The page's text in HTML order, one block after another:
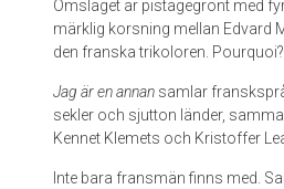
Omslaget är pistagegrönt med
märklig korsning mellan Edvard
den franska trikoloren.
Jag är en annan samlar
sekler och sjutton länder,
Kennet Klemets och Kristoffer
Inte bara fransmän finns med.